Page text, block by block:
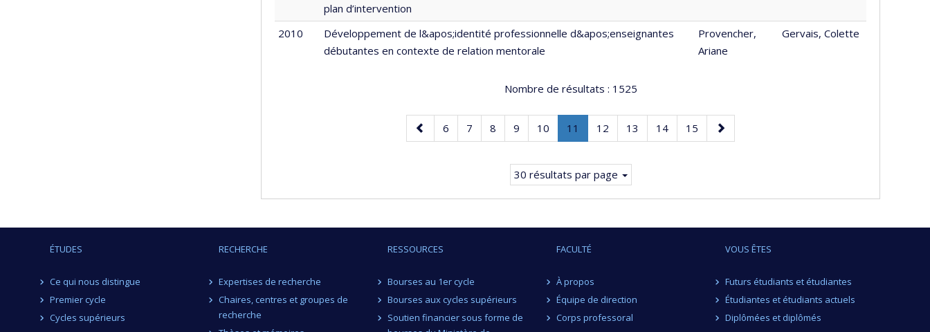
plan d’intervention
2010
Développement de l&apos;identité professionnelle d&apos;enseignantes
débutantes en contexte de relation mentorale
Provencher,
Ariane
Gervais, Colette
Nombre de résultats : 1525
Page
précédente
Page
6 Page
7 Page
8 Page
9 Page
10 Page
11
Page
courante.
Page
12 Page
13 Page
14 Page
15
Page
suivante
30 résultats par page
ÉTUDES
Ce qui nous distingue
Premier cycle
Cycles supérieurs
RECHERCHE
Expertises de recherche
Chaires, centres et groupes de
recherche
RESSOURCES
Bourses au 1er cycle
Bourses aux cycles supérieurs
Soutien financier sous forme de
FACULTÉ
À propos
Équipe de direction
Corps professoral
VOUS ÊTES
Futurs étudiants et étudiantes
Étudiantes et étudiants actuels
Diplômées et diplômés